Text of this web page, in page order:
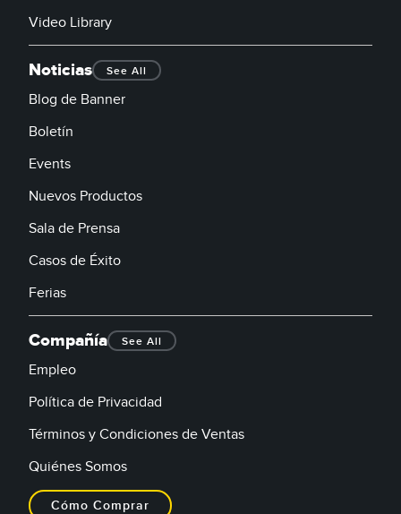
Video Library
Noticias See All
Blog de Banner
Boletín
Events
Nuevos Productos
Sala de Prensa
Casos de Éxito
Ferias
Compañía See All
Empleo
Política de Privacidad
Términos y Condiciones de Ventas
Quiénes Somos
Cómo Comprar